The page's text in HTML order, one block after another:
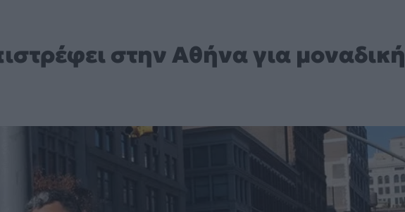
στην Αθήνα για μοναδική